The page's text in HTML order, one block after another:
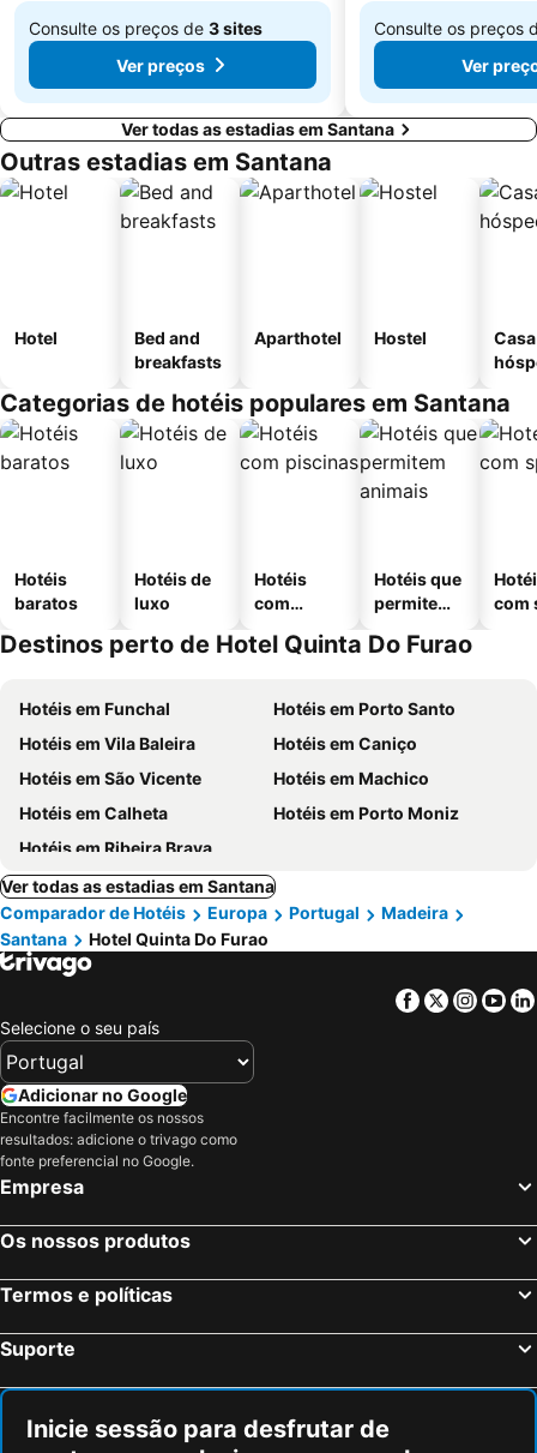
Consulte os preços de 3 sites
De
€ 158 Ver preços
Consulte os preços
De
€ 112 Ver
Ver todas as estadias em Santana
Outras estadias em Santana
Hotel
Bed and
breakfasts
Aparthotel Hostel
Categorias de hotéis populares em Santana
Hotéis
baratos
Hotéis de
luxo
Hotéis
com
Hotéis que
permitem
com
Destinos perto de Hotel Quinta Do Furao
Hotéis em Funchal
Hotéis em Porto Santo
Hotéis em Vila Baleira
Hotéis em Caniço
Hotéis em São Vicente
Hotéis em Machico
Hotéis em Calheta
Hotéis em Porto Moniz
Hotéis em Ribeira Brava
Ver todas as estadias em Santana
Comparador de Hotéis
Europa Portugal
Madeira
Santana
Hotel Quinta Do Furao
Facebook
Twitter
Selecione o seu país
Adicionar no Google
Encontre facilmente os nossos
resultados: adicione o trivago como
fonte preferencial no Google.
Empresa
Os nossos produtos
Termos e políticas
Suporte
Inicie sessão para desfrutar de